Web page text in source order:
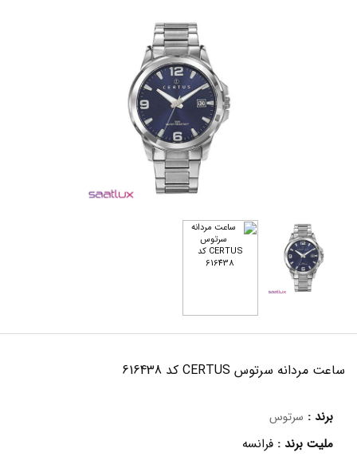
ساعت مردانه سرتوس CERTUS کد 616438
برند : سرتوس
ملیت برند : فرانسه